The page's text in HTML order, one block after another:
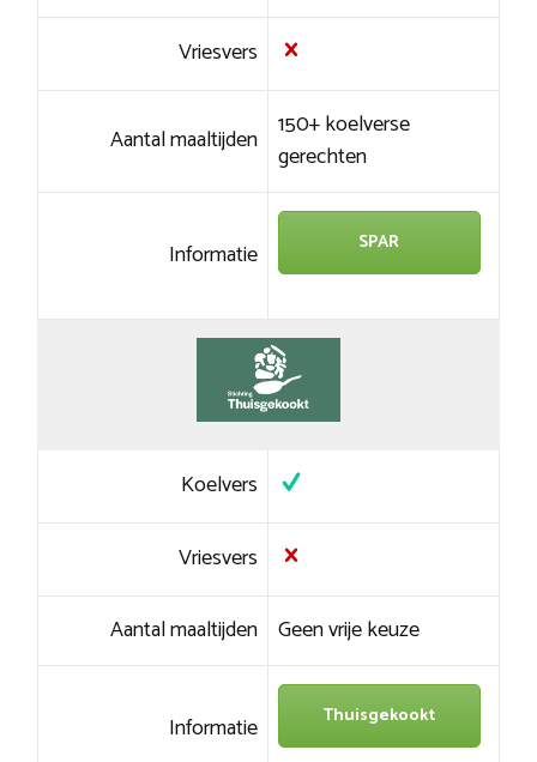
Vriesvers
Aantal maaltijden 150+ koelverse
gerechten
Informatie SPAR
Koelvers
Vriesvers
Aantal maaltijden Geen vrije keuze
Informatie Thuisgekookt